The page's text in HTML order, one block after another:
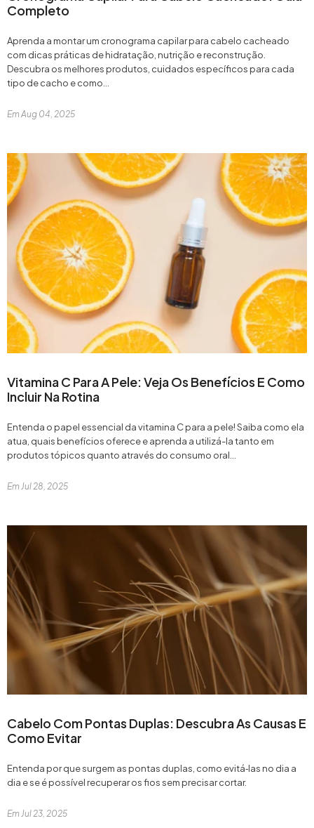
Kit Gummy® Trio Hair
ou em 6x de R$ 46,50
Adicionar
Por:R$
ou em
Completo
Aprenda a montar um cronograma capilar para cabelo cacheado
com dicas práticas de hidratação, nutrição e reconstrução.
Descubra os melhores produtos, cuidados específicos para cada
tipo de cacho e como...
Em Aug 04, 2025
Vitamina C Para A Pele: Veja Os Benefícios E Como
Incluir Na Rotina
Entenda o papel essencial da vitamina C para a pele! Saiba como ela
atua, quais benefícios oferece e aprenda a utilizá-la tanto em
produtos tópicos quanto através do consumo oral...
Em Jul 28, 2025
Cabelo Com Pontas Duplas: Descubra As Causas E
Como Evitar
Entenda por que surgem as pontas duplas, como evitá‑las no dia a
dia e se é possível recuperar os fios sem precisar cortar.
Em Jul 23, 2025